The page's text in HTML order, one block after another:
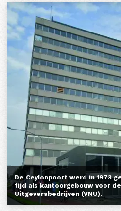
De Ceylonpoort werd in 1973
tijd als kantoorgebouw voor
Uitgeversbedrijven (VNU).